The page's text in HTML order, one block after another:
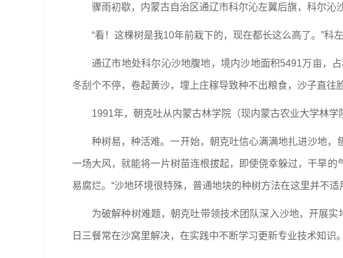
骤雨初歇，内蒙古自治区通辽市科尔沁左翼后旗，科尔沁
“看！这棵树是我10年前栽下的，现在都长这么高了。”科
通辽市地处科尔沁沙地腹地，境内沙地面积5491万亩，
冬刮个不停，卷起黄沙，埋上庄稼导致种不出粮食，沙子直往
1991年，朝克吐从内蒙古林学院（现内蒙古农业大学林
种树易，种活难。一开始，朝克吐信心满满地扎进沙地
一场大风，就能将一片树苗连根拔起，即使侥幸躲过，干旱
易腐烂。“沙地环境很特殊，普通地块的种树方法在这里并不
为破解种树难题，朝克吐带领技术团队深入沙地，开展
日三餐常在沙窝里解决，在实践中不断学习更新专业技术知识